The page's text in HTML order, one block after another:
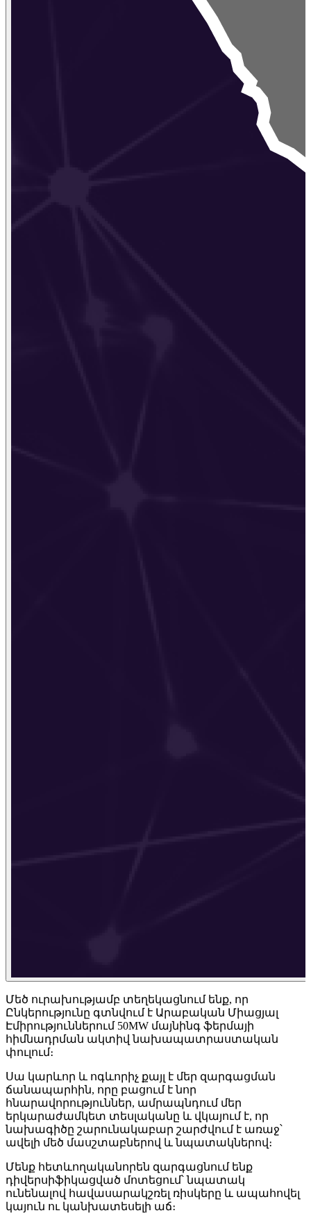
Մեծ ուրախությամբ տեղեկացնում ենք, որ
Ընկերությունը գտնվում է Արաբական Միացյալ
Էմիրություններում 50MW մայնինգ ֆերմայի
հիմնադրման ակտիվ նախապատրաստական
փուլում։
Սա կարևոր և ոգևորիչ քայլ է մեր զարգացման
ճանապարհին, որը բացում է նոր
հնարավորություններ, ամրապնդում մեր
երկարաժամկետ տեսլականը և վկայում է, որ
նախագիծը շարունակաբար շարժվում է առաջ՝
ավելի մեծ մասշտաբներով և նպատակներով։
Մենք հետևողականորեն զարգացնում ենք
դիվերսիֆիկացված մոտեցում՝ նպատակ
ունենալով հավասարակշռել ռիսկերը և ապահովել
կայուն ու կանխատեսելի աճ։